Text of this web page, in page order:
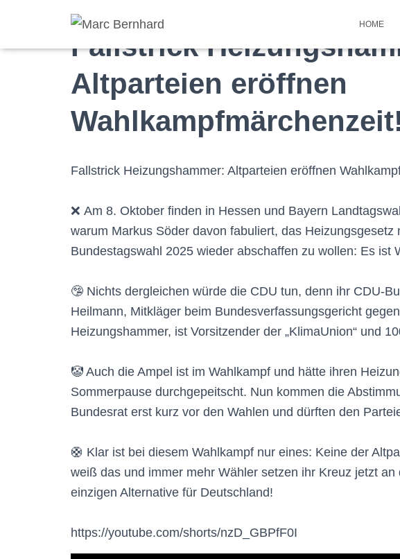
HOME
Fallstrick
Altparteien eröffnen
Wahlkampfmärchenzeit!
Fallstrick Heizungshammer: Altparteien eröffnen
❌ Am 8. Oktober finden in Hessen und Bayern
warum Markus Söder davon fabuliert, das
Bundestagswahl 2025 wieder abschaffen zu wollen: Es ist
🤥 Nichts dergleichen würde die CDU tun, denn ihr CDU-
Heilmann, Mitkläger beim Bundesverfassungsgericht
Heizungshammer, ist Vorsitzender der „KlimaUnion“ und
🤡 Auch die Ampel ist im Wahlkampf und hätte ihren
Sommerpause durchgepeitscht. Nun kommen die
Bundesrat erst kurz vor den Wahlen und dürften den
🛟 Klar ist bei diesem Wahlkampf nur eines: Keine der
weiß das und immer mehr Wähler setzen ihr Kreuz jetzt
einzigen Alternative für Deutschland!
https://youtube.com/shorts/nzD_GBPfF0I